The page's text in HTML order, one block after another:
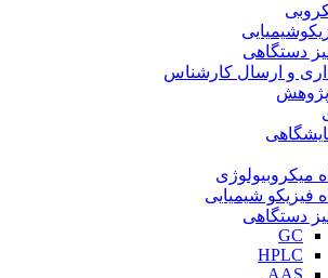
دستگاهی
و ارسال کارشناس
پژوهش
میکروبیولوژی
فیزیکو شیمیایی
دستگاهی
GC
HPLC